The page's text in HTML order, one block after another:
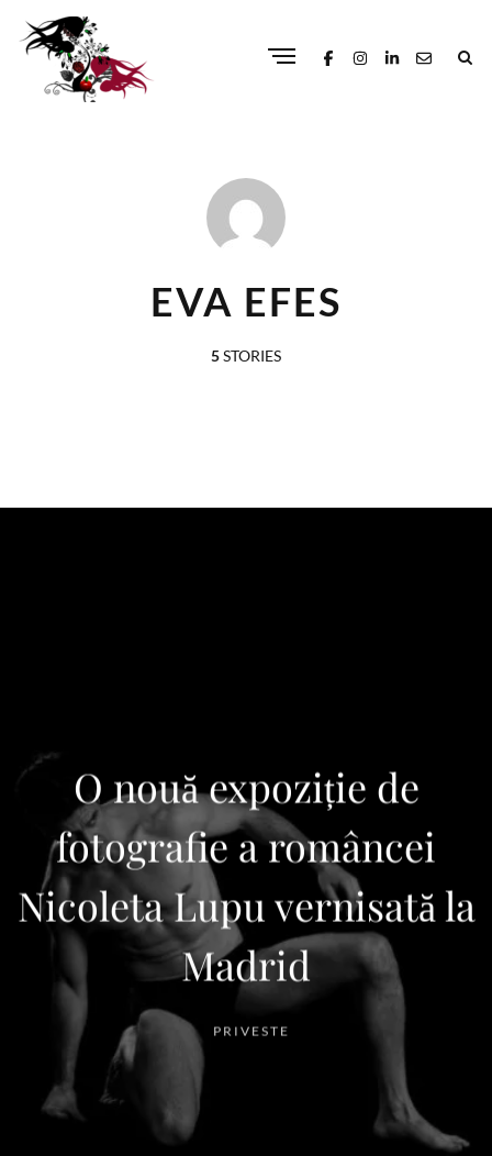
EVA EFES
5STORIES
O nouă expoziție de
fotografie a româncei
Nicoleta Lupu vernisată la
Madrid
PRIVESTE